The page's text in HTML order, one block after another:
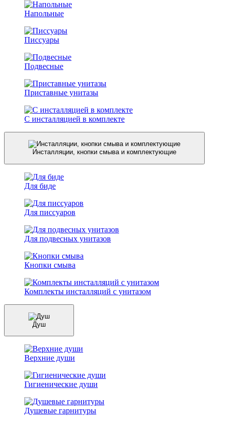
Напольные
Писсуары
Подвесные
Приставные унитазы
С инсталляцией в комплекте
Инсталляции, кнопки смыва и комплектующие
Для биде
Для писсуаров
Для подвесных унитазов
Кнопки смыва
Комплекты инсталляций с унитазом
Душ
Верхние души
Гигиенические души
Душевые гарнитуры